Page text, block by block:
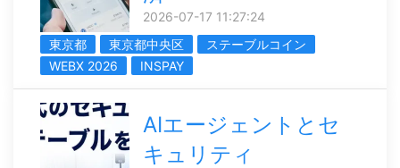
2026-07-17 11:27:24
東京都
東京都中央区
ステーブルコイン
WEBX 2026
INSPAY
AIエージェントとセ
キュリティ